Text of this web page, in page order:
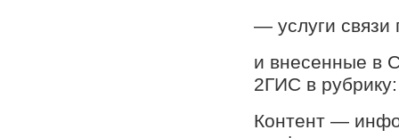
— услуги связи
и внесенные в
2ГИС в
Контент —